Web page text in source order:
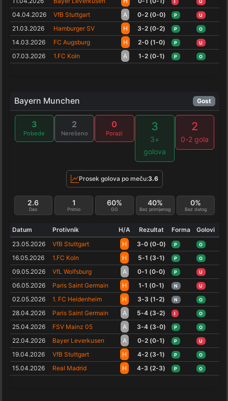
U
04.04.2026 VfB Stuttgart A 0-2 (0-0) P U
21.03.2026 Hamburger SV H 3-2 (0-2) P O
14.03.2026 FC Augsburg H 2-0 (1-0) P U
07.03.2026 1.FC Koln A 1-2 (0-1) P O
Bayern Munchen Gost
3
Pobede
2
Nerešeno
0
Porazi
3
3+
golova
2
0-2 gola
Prosek golova po meču:3.6
Dao
2.6
Primio
1
GG
60%
Bez primljenog
40%
Bez datog
0%
Datum Protivnik H/A Rezultat Forma
Golovi
23.05.2026
VfB Stuttgart H 3-0 (0-0) P O
16.05.2026 1.FC Koln H 5-1 (3-1) P O
09.05.2026 VfL Wolfsburg A 0-1 (0-0) P U
06.05.2026 Paris Saint Germain H 1-1 (0-1) N U
02.05.2026 1. FC Heidenheim H 3-3 (1-2) N O
28.04.2026 Paris Saint Germain A 5-4 (3-2) I O
25.04.2026 FSV Mainz 05 A 3-4 (3-0) P O
22.04.2026 Bayer Leverkusen A 0-2 (0-1) P U
19.04.2026 VfB Stuttgart H 4-2 (3-1) P O
15.04.2026 Real Madrid H 4-3 (2-3) P O